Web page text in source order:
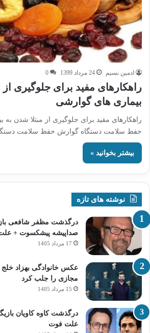
ادمین نسیم 24 مرداد 1399 0
راهکارهای مفید برای جلوگیری از
بیماری های گوارشی
راهکارهای مفید برای جلوگیری از مبتلا شدن
حفظ سلامت دستگاه گوارش حفظ سلامت
بیشتر بخوانید »
نوشته های تازه
درگذشت مظفر شافعی
صداپیشه پیشکسوت +
17 مرداد 1405
عکس خانوادگی بهزاد
مجازی را جلب کرد
15 مرداد 1405
درگذشت کاوه کاویان
علت فوت